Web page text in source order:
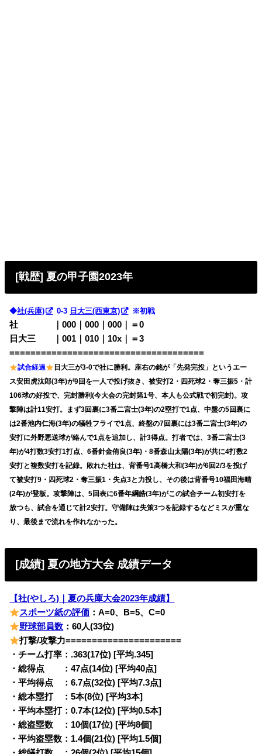
[戦歴] 夏の甲子園2023年
◆社(兵庫) 0-3 日大三(西東京) ※初戦
社 ｜000｜000｜000｜＝0
日大三 ｜001｜010｜10x｜＝3
=====================================
試合経過
日大三が3-0で社に勝利。座右の銘が「先発完投」というエー
ス安田虎汰郎(3年)が9回を一人で投げ抜き、被安打2・四死球2・奪三振5・計
106球の好投で、完封勝利(今大会の完封第1号、本人も公式戦で初完封)。攻
撃陣は計11安打。まず3回裏に3番二宮士(3年)の2塁打で1点、中盤の5回裏に
は2番池内仁海(3年)の犠牲フライで1点、終盤の7回裏には3番二宮士(3年)の
安打に外野悪送球が絡んで1点を追加し、計3得点。打者では、3番二宮士(3
年)が4打数3安打1打点、6番針金侑良(3年)・8番森山太陽(3年)が共に4打数2
安打と複数安打を記録。敗れた社は、背番号1高橋大和(3年)が6回2/3を投げ
て被安打9・四死球2・奪三振1・失点3と力投し、その後は背番号10福田海晴
(2年)が登板。攻撃陣は、5回表に6番年綱皓(3年)がこの試合チーム初安打を
放つも、試合を通じて計2安打。守備陣は失策3つを記録するなどミスが重な
り、最後まで流れを作れなかった。
[成績] 夏の地方大会 成績データ
【社(やしろ)｜夏の兵庫大会2023年成績】
スポーツ紙の評価 ：A=0、B=5、C=0
野球部員数 ：60人(33位)
打撃/攻撃力======================
・チーム打率：.363(17位) [平均.345]
・総得点 ：47点(14位) [平均40点]
・平均得点 ：6.7点(32位) [平均7.3点]
・総本塁打 ：5本(8位) [平均3本]
・平均本塁打：0.7本(12位) [平均0.5本]
・総盗塁数 ：10個(17位) [平均8個]
・平均盗塁数：1.4個(21位) [平均1.5個]